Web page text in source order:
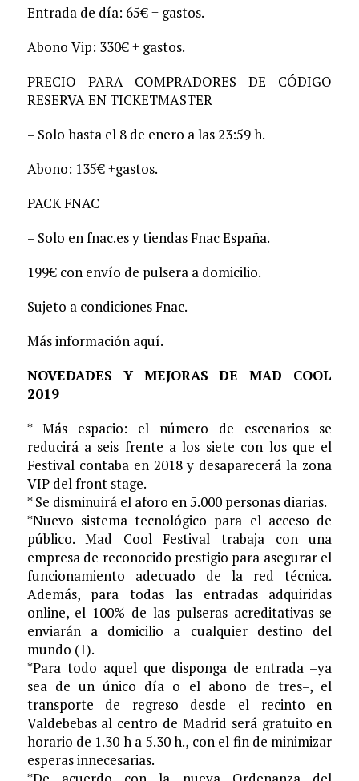
Entrada de día: 65€ + gastos.
Abono Vip: 330€ + gastos.
PRECIO PARA COMPRADORES DE CÓDIGO
RESERVA EN TICKETMASTER
– Solo hasta el 8 de enero a las 23:59 h.
Abono: 135€ +gastos.
PACK FNAC
– Solo en fnac.es y tiendas Fnac España.
199€ con envío de pulsera a domicilio.
Sujeto a condiciones Fnac.
Más información aquí.
NOVEDADES Y MEJORAS DE MAD COOL
2019
* Más espacio: el número de escenarios se
reducirá a seis frente a los siete con los que el
Festival contaba en 2018 y desaparecerá la zona
VIP del front stage.
* Se disminuirá el aforo en 5.000 personas diarias.
*Nuevo sistema tecnológico para el acceso de
público. Mad Cool Festival trabaja con una
empresa de reconocido prestigio para asegurar el
funcionamiento adecuado de la red técnica.
Además, para todas las entradas adquiridas
online, el 100% de las pulseras acreditativas se
enviarán a domicilio a cualquier destino del
mundo (1).
*Para todo aquel que disponga de entrada –ya
sea de un único día o el abono de tres–, el
transporte de regreso desde el recinto en
Valdebebas al centro de Madrid será gratuito en
horario de 1.30 h a 5.30 h., con el fin de minimizar
esperas innecesarias.